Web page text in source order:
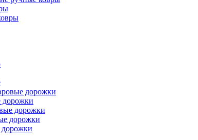
дорожки
дорожки
дорожки
дорожки
дорожки